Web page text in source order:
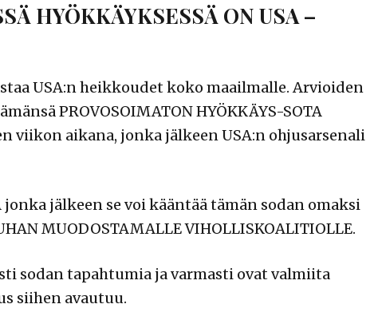
HYÖKKÄYKSESSÄ ON USA –
USA:n heikkoudet koko maailmalle. Arvioiden
PROVOSOIMATON HYÖKKÄYS-SOTA
viikon aikana, jonka jälkeen USA:n ohjusarsenali
jonka jälkeen se voi kääntää tämän sodan omaksi
MUODOSTAMALLE VIHOLLISKOALITIOLLE.
sodan tapahtumia ja varmasti ovat valmiita
siihen avautuu.